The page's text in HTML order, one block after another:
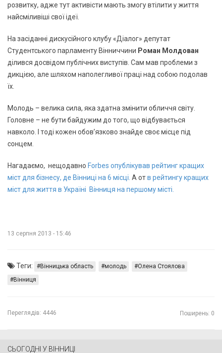
розвитку, адже тут активісти мають змогу втілити у життя
найсміливіші свої ідеї.
На засіданні дискусійного клубу «Діалог» депутат
Студентського парламенту Вінниччини Роман Молдован
ділився досвідом публічних виступів. Сам мав проблеми з
дикцією, але шляхом наполегливої праці над собою подолав
їх.
Молодь – велика сила, яка здатна змінити обличчя світу.
Головне – не бути байдужим до того, що відбувається
навколо. І тоді кожен обов’язково знайде своє місце під
сонцем.
Нагадаємо, нещодавно Forbes опублікував рейтинг кращих
міст для бізнесу, де Вінниці на 6 місці. А отв рейтингу кращих
міст для життя в Україні Вінниця на першому місті.
13 серпня 2013 - 15:46
Теги: Вінницька область молодь
Олена Стоялова
Вінниця
Переглядів: 4446 Поширень: 0
СЬОГОДНІ У ВІННИЦІ